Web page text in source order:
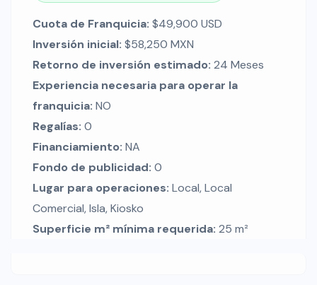
Cuota de Franquicia: $49,900 USD
Inversión inicial: $58,250 MXN
Retorno de inversión estimado: 24 Meses
Experiencia necesaria para operar la
franquicia: NO
Regalías: 0
Financiamiento: NA
Fondo de publicidad: 0
Lugar para operaciones: Local, Local
Comercial, Isla, Kiosko
Superficie m² mínima requerida: 25 m²